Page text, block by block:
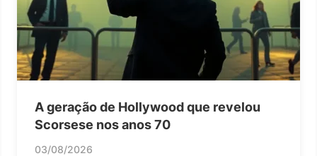
A geração de Hollywood que revelou
Scorsese nos anos 70
03/08/2026